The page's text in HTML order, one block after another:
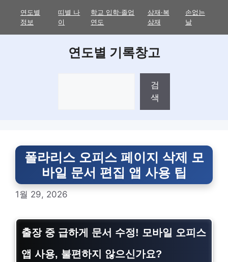
연도별
정보
띠별 나
이
학교 입학·졸업
연도
삼재·복
삼재
손없는
날
연도별 기록창고
검
색
폴라리스 오피스 페이지 삭제 모
바일 문서 편집 앱 사용 팁
1월 29, 2026
출장 중 급하게 문서 수정! 모바일 오피스
앱 사용, 불편하지 않으신가요?